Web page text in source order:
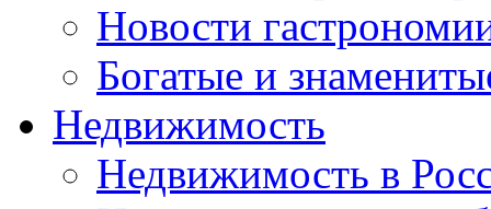
Новости
Богатые и
Недвижимость
Недвижимость в